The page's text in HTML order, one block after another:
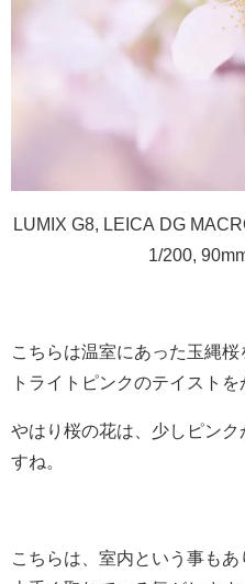
LUMIX G8, LEICA DG
1/200,
こちらは温室にあった玉縄
トライトピンクのテイストを
やはり桜の花は、少しピン
すね。
こちらは、室内という事も